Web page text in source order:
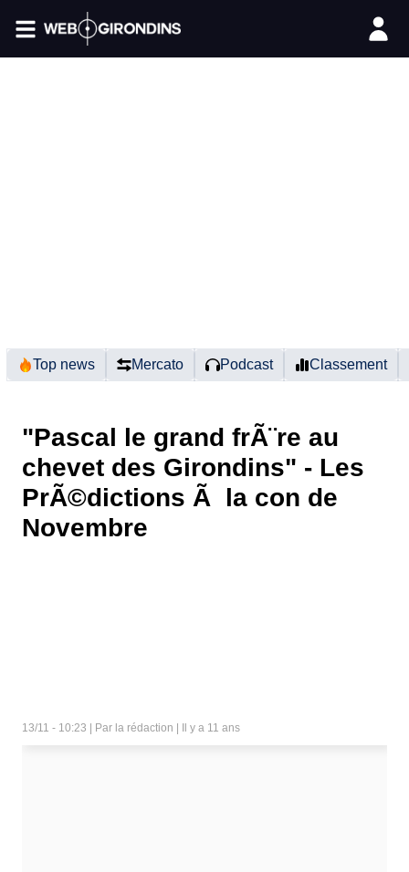
Top news Mercato Podcast Classement
"Pascal le grand frÃ¨re au
chevet des Girondins" - Les
PrÃ©dictions Ã la con de
Novembre
13/11 - 10:23 | Par la rédaction | Il y a 11 ans